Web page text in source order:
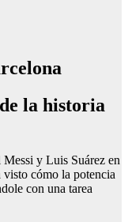
y Luis Suárez en
cómo la potencia
con una tarea